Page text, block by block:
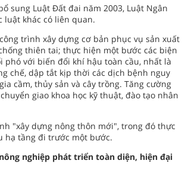
sung Luật Ðất đai năm 2003, Luật Ngân
luật khác có liên quan.
trình xây dựng cơ bản phục vụ sản xuất
thiên tai; thực hiện một bước các biện
phó với biến đổi khí hậu toàn cầu, nhất là
chế, dập tắt kịp thời các dịch bệnh nguy
cầm, thủy sản và cây trồng. Tăng cường
giao khoa học kỹ thuật, đào tạo nhân
"xây dựng nông thôn mới", trong đó thực
hạ tầng đi trước một bước.
nghiệp phát triển toàn diện, hiện đại